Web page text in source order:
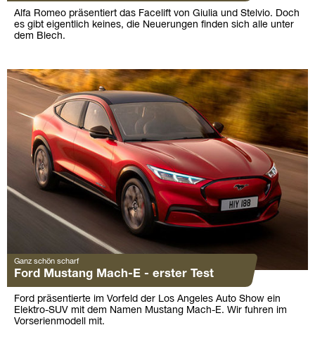
Alfa Romeo präsentiert das Facelift von Giulia und Stelvio. Doch
es gibt eigentlich keines, die Neuerungen finden sich alle unter
dem Blech.
Ganz schön scharf
Ford Mustang Mach-E - erster Test
Ford präsentierte im Vorfeld der Los Angeles Auto Show ein
Elektro-SUV mit dem Namen Mustang Mach-E. Wir fuhren im
Vorserienmodell mit.